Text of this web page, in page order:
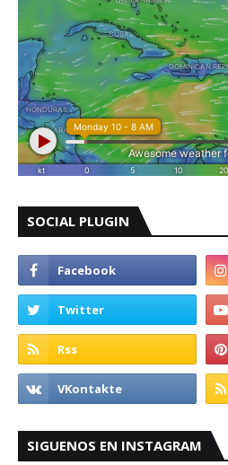
SOCIAL PLUGIN
SIGUENOS EN INSTAGRAM